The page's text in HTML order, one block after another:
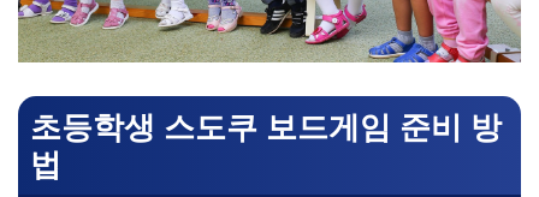
초등학생 스도쿠 보드게임 준비 방
법